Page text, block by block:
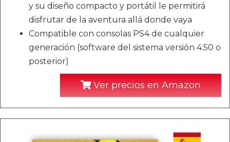
y su diseño compacto y portátil le permitirá
disfrutar de la aventura allá donde vaya
Compatible con consolas PS4 de cualquier
generación (software del sistema versión 4.50 o
posterior)
Ver precios en Amazon